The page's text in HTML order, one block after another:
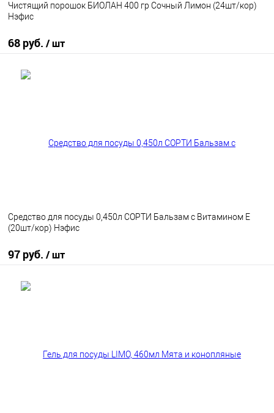
Чистящий порошок БИОЛАН 400 гр Сочный Лимон (24шт/кор)
Нэфис
68 руб. / шт
Средство для посуды 0,450л СОРТИ Бальзам с Витамином Е
(20шт/кор) Нэфис
97 руб. / шт